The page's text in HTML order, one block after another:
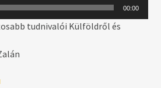
EXTENDED REMIX)
00:00
tudnivalói Külföldről és